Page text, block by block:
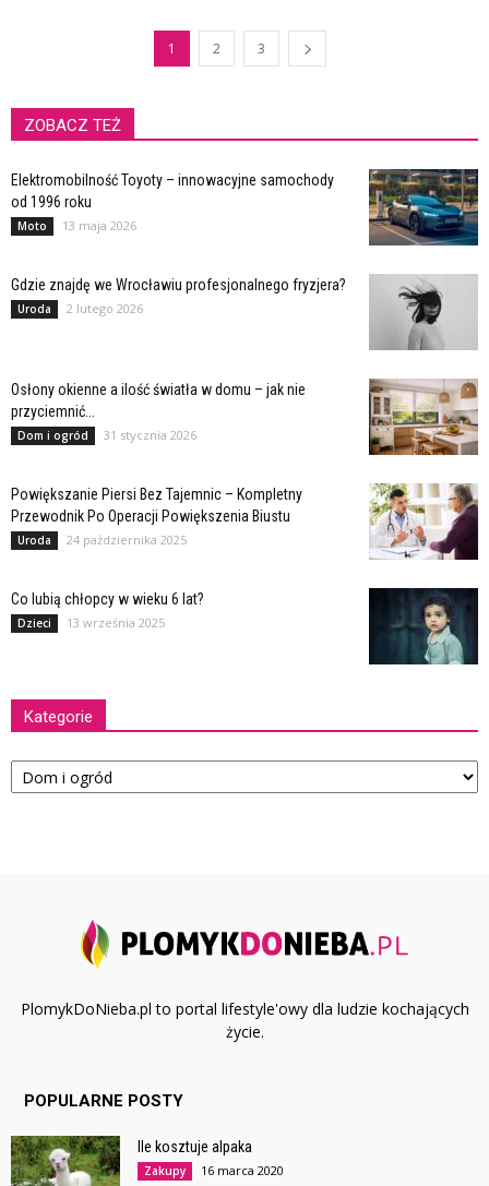
1 2 3
ZOBACZ TEŻ
Elektromobilność Toyoty – innowacyjne samochody
od 1996 roku
Moto 13 maja 2026
Gdzie znajdę we Wrocławiu profesjonalnego fryzjera?
Uroda 2 lutego 2026
Osłony okienne a ilość światła w domu – jak nie
przyciemnić...
Dom i ogród 31 stycznia 2026
Powiększanie Piersi Bez Tajemnic – Kompletny
Przewodnik Po Operacji Powiększenia Biustu
Uroda 24 października 2025
Co lubią chłopcy w wieku 6 lat?
Dzieci 13 września 2025
Kategorie
Kategorie
PlomykDoNieba.pl to portal lifestyle'owy dla ludzie kochających
życie.
POPULARNE POSTY
Ile kosztuje alpaka
Zakupy 16 marca 2020